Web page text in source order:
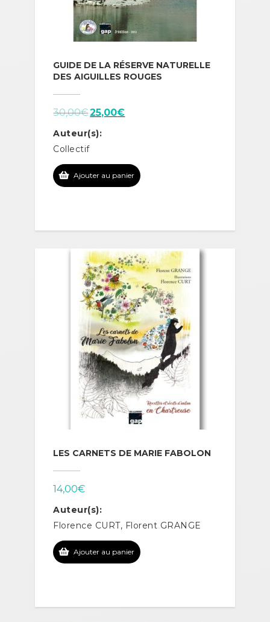
GUIDE DE LA RÉSERVE NATURELLE
DES AIGUILLES ROUGES
30,00€Le
initial
était :
30,00€.
25,00€Le
25,00€.
Auteur(s):
Collectif
Ajouter au panier
LES CARNETS DE MARIE FABOLON
14,00€
Auteur(s):
Florence CURT, Florent GRANGE
Ajouter au panier